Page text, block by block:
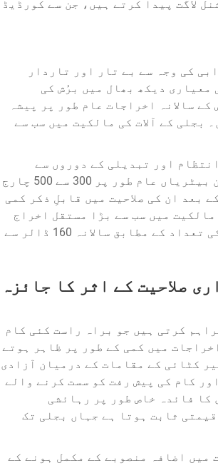
لاگت پیدا کرتے ہیں، جن سے کورڈیڈ
کی وجہ سے بے تار اور تاردار
معیاری دیکھ بھال میں برُش کی
سالانہ اخراجات عام طور پر پیشہ
سے 150 ڈالر تک ہوتے ہیں۔ بجلی کے آلات کی مالکیت میں سب سے
اور تبدیلی کے دوروں سے
متعلق اضافی اخراجات آتے ہیں۔ پیشہ ورانہ لیتھیم آئن بیٹریاں عام طور پر 300 سے 500 چارج
بعد ان کی صلاحیت میں قابلِ ذکر کمی
میں سب سے بڑا مستقل اخراج
ہیں، جو استعمال کی شدت اور سسٹم میں موجود بیٹریوں کی تعداد کے مطابق سالانہ 160 ڈالر سے
صلاحیت کے اثر کا جائزہ
کرتی ہیں جو براہ راست کئی کام
میں کمی کے طور پر ظاہر ہوتے
کٹائی کے مقامات کے درمیان آزادی
کام کی پیش رفت کو سست کرنے والے
کا فائدہ خاص طور پر رہائشی
ثابت ہوتا ہے جہاں بجلی تک
میں اضافہ منصوبے کے مکمل ہونے کے